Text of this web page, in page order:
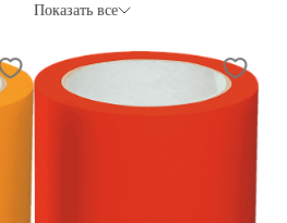
Показать все